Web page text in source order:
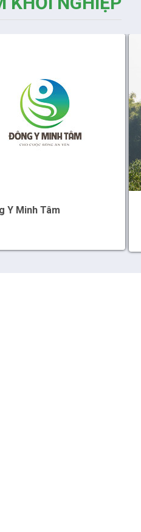
Y Minh Tâm